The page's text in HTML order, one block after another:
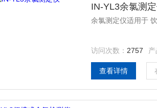
IN-YL3余氯测
余氯测定仪适用于
访问次数： 2757 产
查看详情